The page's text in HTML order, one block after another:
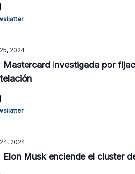
2024
Mastercard investigada por
2024
Elon Musk enciende el cluster